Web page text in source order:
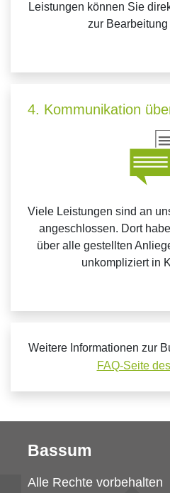
Leistungen können Sie
zur
4. Kommunikation
Viele Leistungen sind an
angeschlossen. Dort
über alle gestellten
unkompliziert in
Weitere Informationen zur
FAQ-Seite
Bassum
Alle Rechte vorbehalten